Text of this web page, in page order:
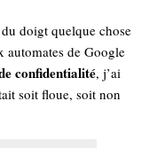
doigt quelque chose
automates de Google
confidentialité, j’ai
soit floue, soit non